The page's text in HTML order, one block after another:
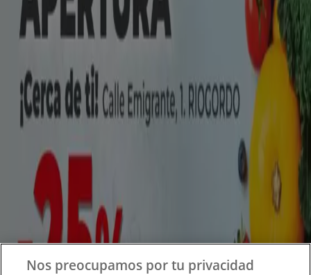
tecnológica que está reinventando las compras locales
en todo el mundo.
Tiendeo
¿Qué hacemos?
Soluciones para empresas
Noticias y prensa
Trabaja con nosotros
Nos preocupamos por tu privacidad